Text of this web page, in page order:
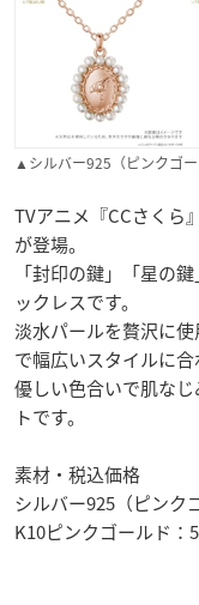
▲シルバー925（ピンクゴー
TVアニメ『CCさくら
が登場。
「封印の鍵」「星の
ックレスです。
淡水パールを贅沢に
で幅広いスタイルに合
優しい色合いで肌な
トです。
素材・税込価格
シルバー925（ピンク
K10ピンクゴールド：